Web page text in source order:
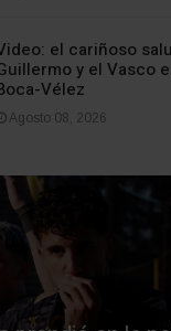
el cariñoso
y el Vasco
Vélez
Agosto 08, 2026